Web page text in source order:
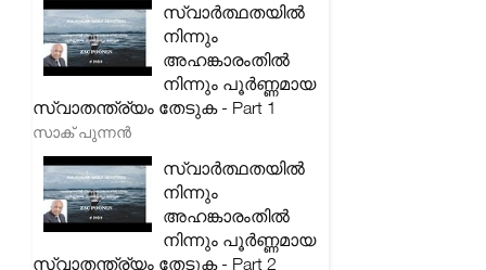
സ്വാർത്ഥതയിൽ
നിന്നും
അഹങ്കാരംതിൽ
നിന്നും പൂർണ്ണമായ
സ്വാതന്ത്ര്യം തേടുക - Part 1
സാക് പുന്നൻ
സ്വാർത്ഥതയിൽ
നിന്നും
അഹങ്കാരംതിൽ
നിന്നും പൂർണ്ണമായ
സ്വാതന്ത്ര്യം തേടുക - Part 2